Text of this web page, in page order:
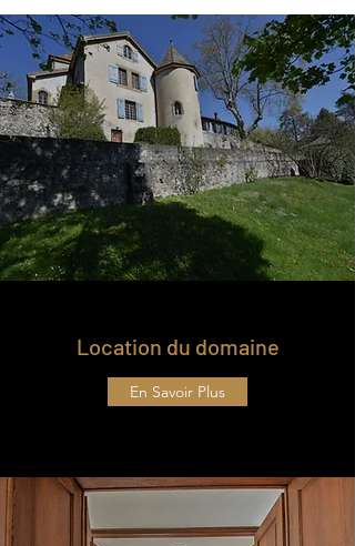
Location du domaine
En Savoir Plus